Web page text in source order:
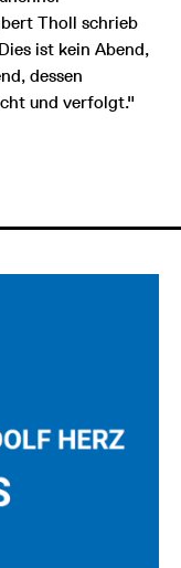
Tholl schrieb
ist kein Abend,
dessen
und verfolgt."